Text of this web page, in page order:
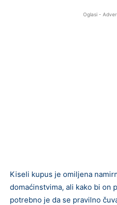
Oglasi -
Kiseli kupus je omiljena
domaćinstvima, ali kako bi on
potrebno je da se pravilno